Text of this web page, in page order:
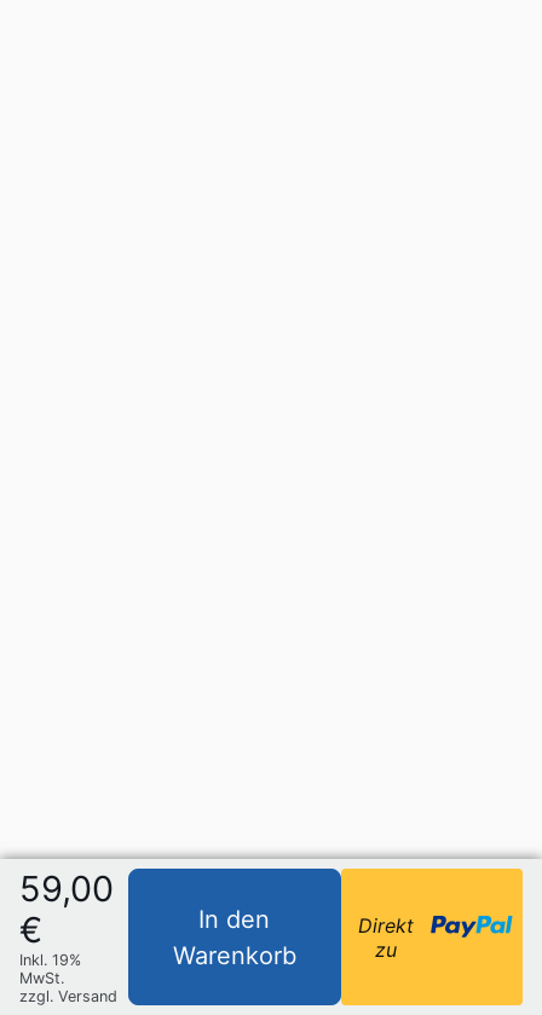
59,00
€
Inkl. 19%
MwSt.
zzgl. Versand
In den
Warenkorb
Direkt
zu